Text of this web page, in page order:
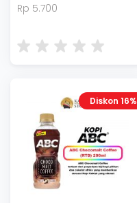
Rp 5.700
Diskon 16%